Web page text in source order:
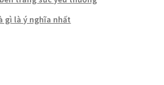
gì là ý nghĩa nhất